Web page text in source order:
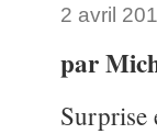
2 avril
par
Surprise